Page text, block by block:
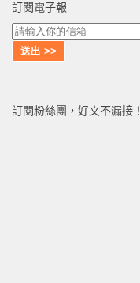
訂閱電子報
訂閱粉絲團，好文不漏接！